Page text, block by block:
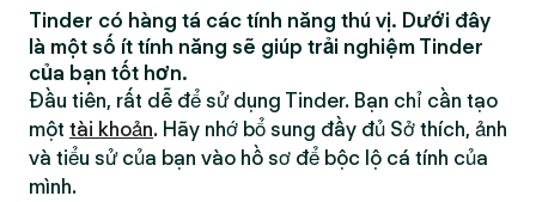
Tinder có hàng tá các tính năng thú vị. Dưới đây
là một số ít tính năng sẽ giúp trải nghiệm Tinder
của bạn tốt hơn.
Đầu tiên, rất dễ để sử dụng Tinder. Bạn chỉ cần tạo
một tài khoản. Hãy nhớ bổ sung đầy đủ Sở thích, ảnh
và tiểu sử của bạn vào hồ sơ để bộc lộ cá tính của
mình.